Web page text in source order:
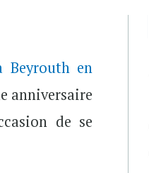
Beyrouth en
anniversaire
de se